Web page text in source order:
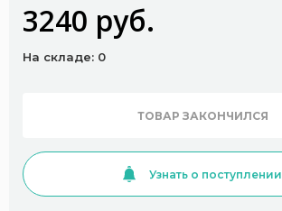
3240 руб.
На складе: 0
ТОВАР ЗАКОНЧИЛСЯ
Узнать о поступлении